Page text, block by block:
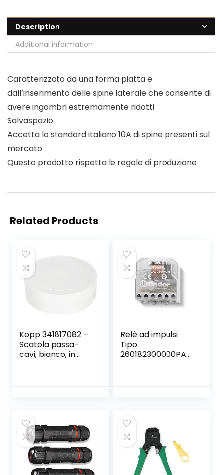
Description
Additional information
Caratterizzato da una forma piatta e
dall’inserimento delle spine laterale che consente di
avere ingombri estremamente ridotti
Salvaspazio
Accetta lo standard italiano 10A di spine presenti sul
mercato
Questo prodotto rispetta le regole di produzione
Related Products
Kopp 341817082 –
Scatola passa-
cavi, bianco, in
Relè ad impulsi
Tipo
260182300000PAS